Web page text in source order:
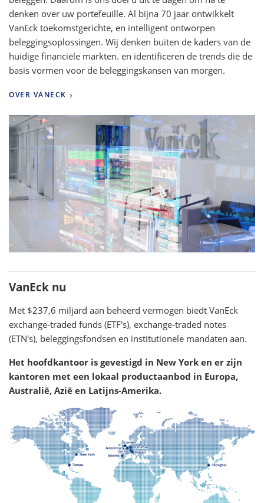
denken over uw portefeuille. Al bijna 70 jaar ontwikkelt
VanEck toekomstgerichte, en intelligent ontworpen
beleggingsoplossingen. Wij denken buiten de kaders van de
huidige financiële markten. en identificeren de trends die de
basis vormen voor de beleggingskansen van morgen.
OVER VANECK
VanEck nu
Met $237,6 miljard aan beheerd vermogen biedt VanEck
exchange-traded funds (ETF's), exchange-traded notes
(ETN's), beleggingsfondsen en institutionele mandaten aan.
Het hoofdkantoor is gevestigd in New York en er zijn
kantoren met een lokaal productaanbod in Europa,
Australië, Azië en Latijns-Amerika.